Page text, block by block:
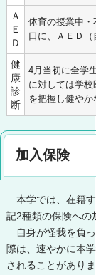
Ａ
Ｅ
Ｄ
体育の授業中・
口に、ＡＥＤ（
健
康
診
断
4月当初に全学
に対しては学
を把握し健やか
加入保険
本学では、在籍
記2種類の保険への
自身が怪我を負
際は、速やかに本
されることがありま